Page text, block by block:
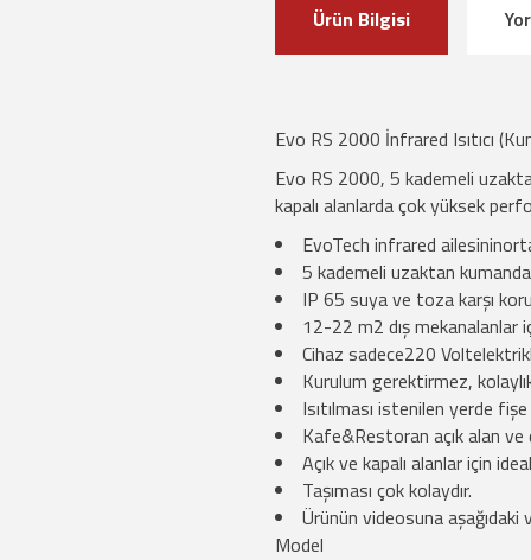
Ürün Bilgisi
Evo RS 2000 İnfrared Isıtıcı
Evo RS 2000, 5 kademeli
kapalı alanlarda çok yüksek
EvoTech infrared
5 kademeli uzaktan
IP 65 suya ve toza karşı
12-22 m2 dış mekanalanlar
Cihaz sadece220
Kurulum gerektirmez,
Isıtılması istenilen yerde
Kafe&Restoran açık alan ve
Açık ve kapalı alanlar için
Taşıması çok kolaydır.
Ürünün videosuna
Model